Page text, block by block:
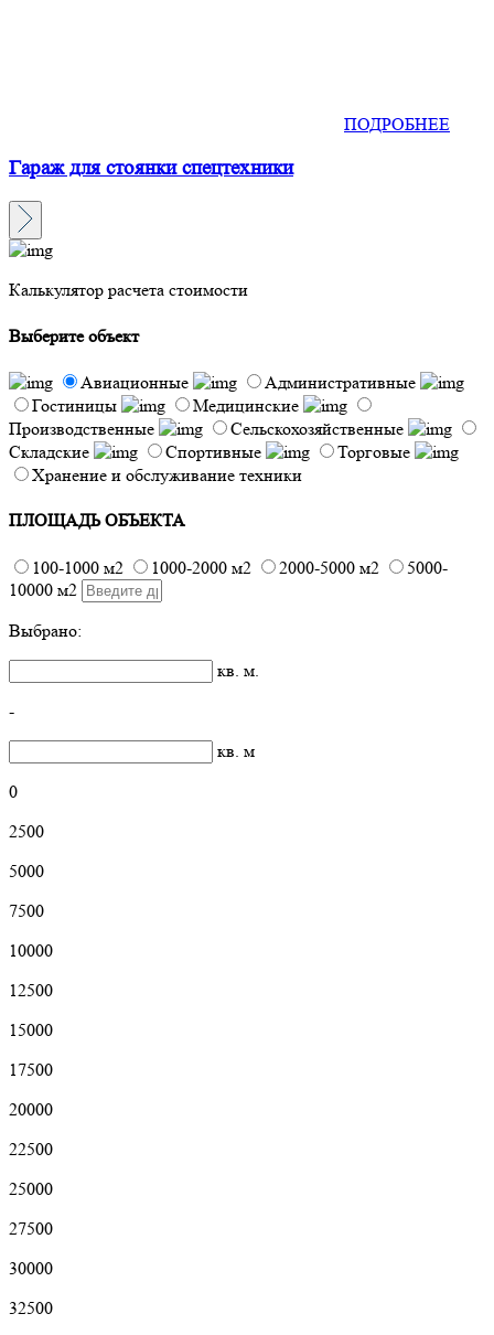
ПОДРОБНЕЕ
Гараж для стоянки спецтехники
Калькулятор расчета стоимости
Выберите объект
Авиационные
Административные
Гостиницы
Медицинские
Производственные
Сельскохозяйственные
Складские
Спортивные
Торговые
Хранение и обслуживание техники
ПЛОЩАДЬ ОБЪЕКТА
100-1000 м2 1000-2000 м2 2000-5000 м2
5000-
10000 м2
Выбрано:
кв. м.
-
кв. м
0
2500
5000
7500
10000
12500
15000
17500
20000
22500
25000
27500
30000
32500